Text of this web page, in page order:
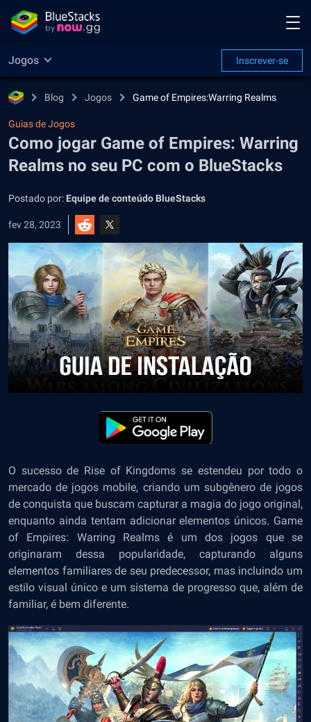
Jogos Inscrever-se
Blog Jogos Game of Empires:Warring Realms
Guias de Jogos
Como jogar Game of Empires: Warring
Realms no seu PC com o BlueStacks
Postado por: Equipe de conteúdo BlueStacks
fev 28, 2023
O sucesso de Rise of Kingdoms se estendeu por todo o
mercado de jogos mobile, criando um subgênero de jogos
de conquista que buscam capturar a magia do jogo original,
enquanto ainda tentam adicionar elementos únicos. Game
of Empires: Warring Realms é um dos jogos que se
originaram dessa popularidade, capturando alguns
elementos familiares de seu predecessor, mas incluindo um
estilo visual único e um sistema de progresso que, além de
familiar, é bem diferente.